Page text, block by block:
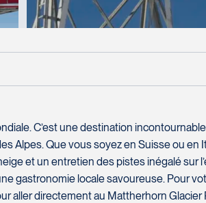
C’est une destination
Alpes. Que vous soyez en Suisse ou en
et un entretien des pistes inégalé sur
gastronomie locale savoureuse. Pour
aller directement au Mattherhorn Glacier